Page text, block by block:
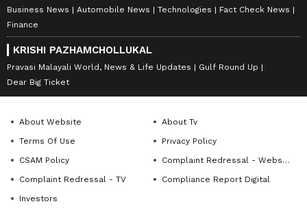
Business News Automobile News Technologies
Fact Check News
Finance
KRISHI PAZHAMCHOLLUKAL
Pravasi Malayali World, News & Life Updates
Gulf Round Up
Dear Big Ticket
About Website
About Tv
Terms Of Use
Privacy Policy
CSAM Policy
Complaint Redressal - Website
Complaint Redressal - TV
Compliance Report Digital
Investors